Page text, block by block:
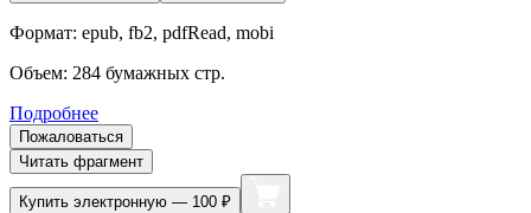
Формат: epub, fb2, pdfRead, mobi
Объем: 284 бумажных стр.
Подробнее
Пожаловаться
Читать фрагмент
Купить электронную — 100 ₽